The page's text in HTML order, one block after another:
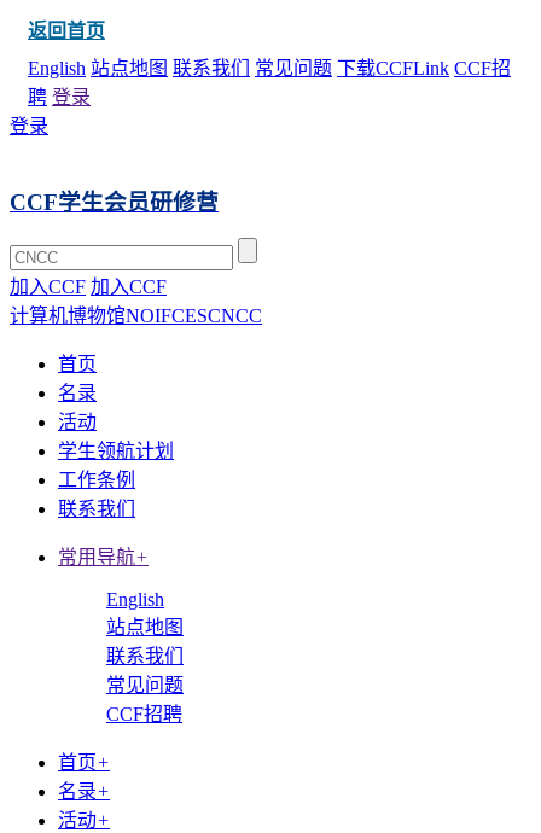
返回首页
English 站点地图 联系我们 常见问题 下载CCFLink CCF招
聘 登录
登录
CCF学生会员研修营
加入CCF 加入CCF
计算机博物馆NOIFCESCNCC
首页
名录
活动
学生领航计划
工作条例
联系我们
常用导航+
English
站点地图
联系我们
常见问题
CCF招聘
首页+
名录+
活动+